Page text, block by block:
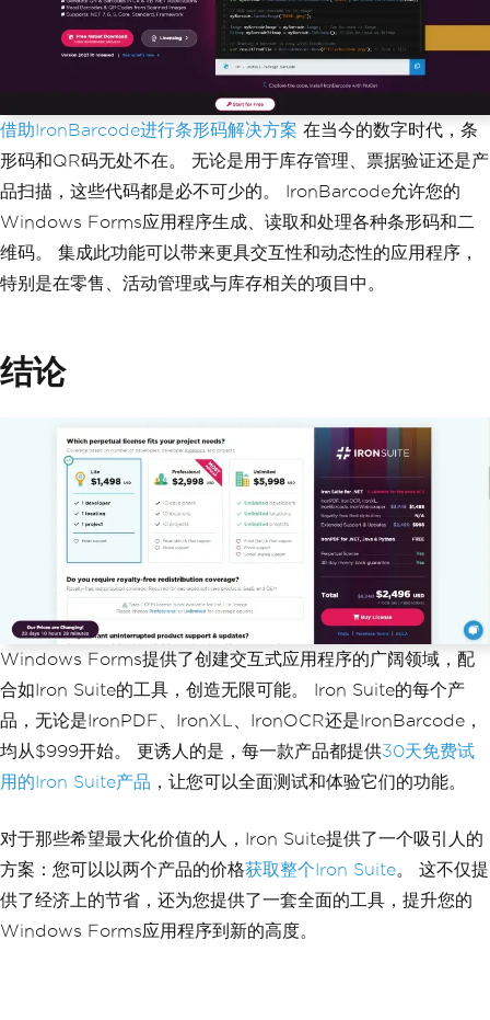
借助IronBarcode进行条形码解决方案 在当今的数字时代，条
形码和QR码无处不在。 无论是用于库存管理、票据验证还是产
品扫描，这些代码都是必不可少的。 IronBarcode允许您的
Windows Forms应用程序生成、读取和处理各种条形码和二
维码。 集成此功能可以带来更具交互性和动态性的应用程序，
特别是在零售、活动管理或与库存相关的项目中。
结论
Windows Forms提供了创建交互式应用程序的广阔领域，配
合如Iron Suite的工具，创造无限可能。 Iron Suite的每个产
品，无论是IronPDF、IronXL、IronOCR还是IronBarcode，
均从$999开始。 更诱人的是，每一款产品都提供30天免费试
用的Iron Suite产品 ，让您可以全面测试和体验它们的功能。
对于那些希望最大化价值的人，Iron Suite提供了一个吸引人的
方案：您可以以两个产品的价格获取整个Iron Suite。 这不仅提
供了经济上的节省，还为您提供了一套全面的工具，提升您的
Windows Forms应用程序到新的高度。